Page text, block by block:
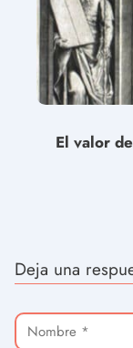
El valor
Deja una